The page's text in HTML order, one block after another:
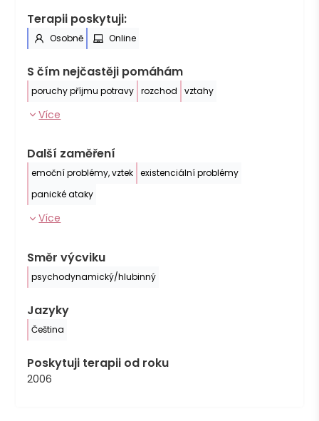
Terapii poskytuji:
Osobně Online
S čím nejčastěji pomáhám
poruchy příjmu potravy rozchod vztahy
Více
Další zaměření
emoční problémy, vztek
existenciální problémy
panické ataky
Více
Směr výcviku
psychodynamický/hlubinný
Jazyky
Čeština
Poskytuji terapii od roku
2006